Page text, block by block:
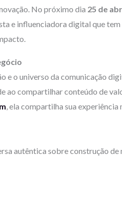
No próximo dia 25 de
e influenciadora digital que
o universo da comunicação
ao compartilhar conteúdo de
, ela compartilha sua
autêntica sobre construção